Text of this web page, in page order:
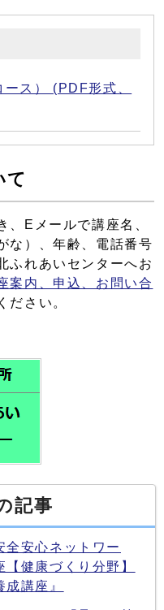
ス） (PDF形式、
て
、Eメールで講座名、
な）、年齢、電話番号
ふれあいセンターへお
案内、申込、お問い合
ださい。
記事
全安心ネットワー
健康づくり分野】
講座』